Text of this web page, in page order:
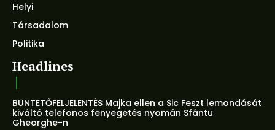
Helyi
Társadalom
Politika
Headlines
BÜNTETŐFELJELENTÉS Majka ellen a Sic Feszt lemondását
kiváltó telefonos fenyegetés nyomán Sfântu
Gheorghe-n